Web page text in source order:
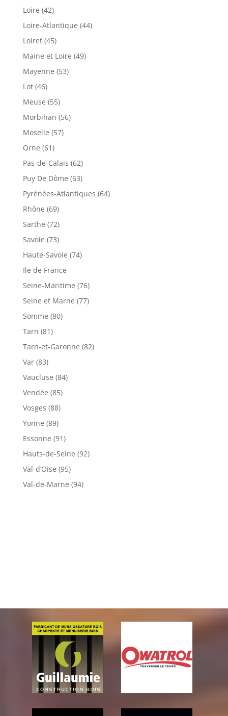
Loire (42)
Loire-Atlantique (44)
Loiret (45)
Maine et Loire (49)
Mayenne (53)
Lot (46)
Meuse (55)
Morbihan (56)
Moselle (57)
Orne (61)
Pas-de-Calais (62)
Puy De Dôme (63)
Pyrénées-Atlantiques (64)
Rhône (69)
Sarthe (72)
Savoie (73)
Haute-Savoie (74)
Ile de France
Seine-Maritime (76)
Seine et Marne (77)
Somme (80)
Tarn (81)
Tarn-et-Garonne (82)
Var (83)
Vaucluse (84)
Vendée (85)
Vosges (88)
Yonne (89)
Essonne (91)
Hauts-de-Seine (92)
Val-d’Oise (95)
Val-de-Marne (94)